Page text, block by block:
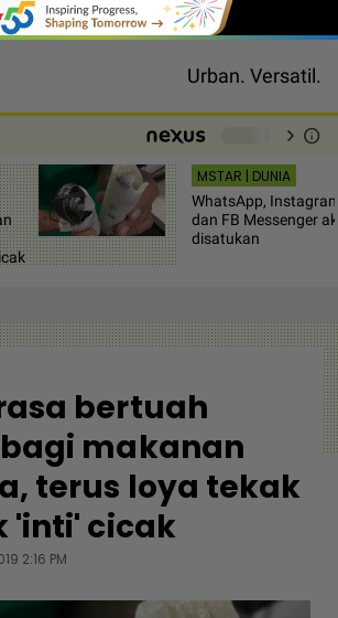
Urban. Versatil.
chevron_right info
MSTAR | DUNIA
WhatsApp,
dan FB Messenger
disatukan
bertuah
makanan
terus loya tekak
'inti' cicak
2:16 PM